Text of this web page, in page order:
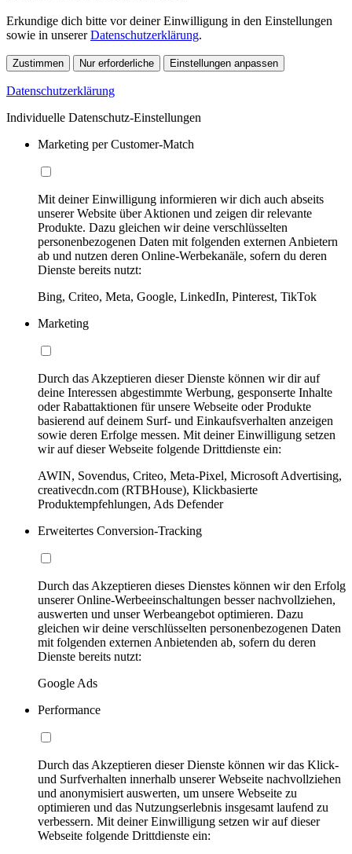
Erkundige dich bitte vor deiner Einwilligung in den Einstellungen
sowie in unsererDatenschutzerklärung.
Zustimmen Nur erforderliche Einstellungen anpassen
Datenschutzerklärung
Individuelle Datenschutz-Einstellungen
Marketing per Customer-Match
Mit deiner Einwilligung informieren wir dich auch abseits
unserer Website über Aktionen und zeigen dir relevante
Produkte. Dazu gleichen wir deine verschlüsselten
personenbezogenen Daten mit folgenden externen Anbietern
ab und nutzen deren Online-Werbekanäle, sofern du deren
Dienste bereits nutzt:
Bing, Criteo, Meta, Google, LinkedIn, Pinterest, TikTok
Marketing
Durch das Akzeptieren dieser Dienste können wir dir auf
deine Interessen abgestimmte Werbung, gesponserte Inhalte
oder Rabattaktionen für unsere Webseite oder Produkte
basierend auf deinem Surf- und Einkaufsverhalten anzeigen
sowie deren Erfolge messen. Mit deiner Einwilligung setzen
wir auf dieser Webseite folgende Drittdienste ein:
AWIN, Sovendus, Criteo, Meta-Pixel, Microsoft Advertising,
creativecdn.com (RTBHouse), Klickbasierte
Produktempfehlungen, Ads Defender
Erweitertes Conversion-Tracking
Durch das Akzeptieren dieses Dienstes können wir den Erfolg
unserer Online-Werbeeinschaltungen besser nachvollziehen,
auswerten und unser Werbeangebot optimieren. Dazu
gleichen wir deine verschlüsselten personenbezogenen Daten
mit folgenden externen Anbietenden ab, sofern du deren
Dienste bereits nutzt:
Google Ads
Performance
Durch das Akzeptieren dieser Dienste können wir das Klick-
und Surfverhalten innerhalb unserer Webseite nachvollziehen
und anonymisiert auswerten, um unsere Webseite zu
optimieren und das Nutzungserlebnis insgesamt laufend zu
verbessern. Mit deiner Einwilligung setzen wir auf dieser
Webseite folgende Drittdienste ein: